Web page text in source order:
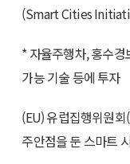
(Smart Cities
* 자율주행차, 홍수경
가능 기술 등에 투자
(EU) 유럽집행위원
주안점을 둔 스마트